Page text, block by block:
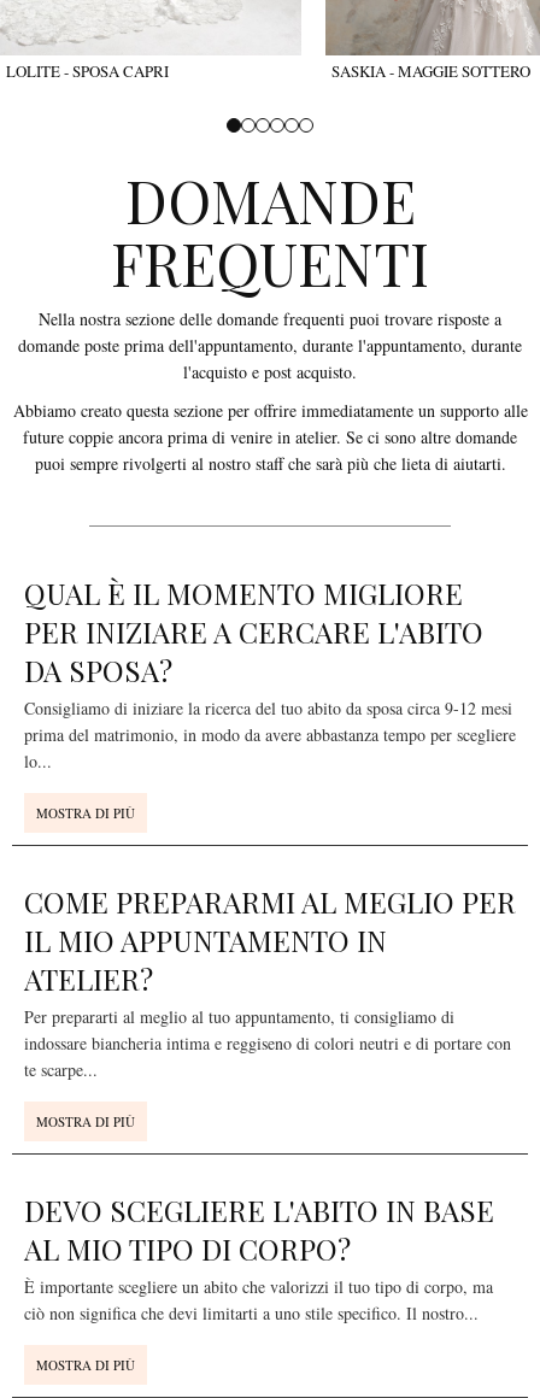
LOLITE - SPOSA CAPRI SASKIA - MAGGIE SOTTERO
DOMANDE
FREQUENTI
Nella nostra sezione delle domande frequenti puoi trovare risposte a
domande poste prima dell'appuntamento, durante l'appuntamento, durante
l'acquisto e post acquisto.
Abbiamo creato questa sezione per offrire immediatamente un supporto alle
future coppie ancora prima di venire in atelier. Se ci sono altre domande
puoi sempre rivolgerti al nostro staff che sarà più che lieta di aiutarti.
QUAL È IL MOMENTO MIGLIORE
PER INIZIARE A CERCARE L'ABITO
DA SPOSA?
Consigliamo di iniziare la ricerca del tuo abito da sposa circa 9-12 mesi
prima del matrimonio, in modo da avere abbastanza tempo per scegliere
lo...
MOSTRA DI PIÙ
COME PREPARARMI AL MEGLIO PER
IL MIO APPUNTAMENTO IN
ATELIER?
Per prepararti al meglio al tuo appuntamento, ti consigliamo di
indossare biancheria intima e reggiseno di colori neutri e di portare con
te scarpe...
MOSTRA DI PIÙ
DEVO SCEGLIERE L'ABITO IN BASE
AL MIO TIPO DI CORPO?
È importante scegliere un abito che valorizzi il tuo tipo di corpo, ma
ciò non significa che devi limitarti a uno stile specifico. Il nostro...
MOSTRA DI PIÙ